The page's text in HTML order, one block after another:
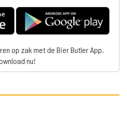
op zak met de Bier Butler App.
nu!